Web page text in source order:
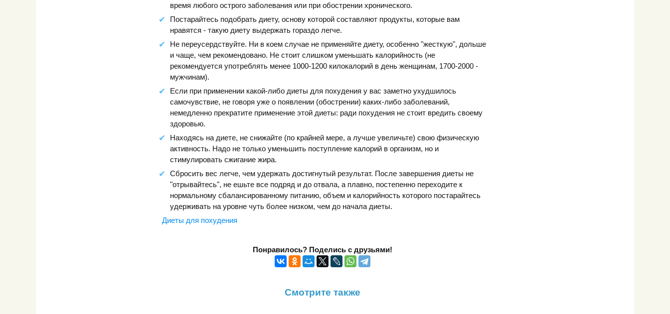
время любого острого заболевания или при обострении хронического.
Постарайтесь подобрать диету, основу которой составляют продукты, которые вам
нравятся - такую диету выдержать гораздо легче.
Не переусердствуйте. Ни в коем случае не применяйте диету, особенно "жесткую", дольше
и чаще, чем рекомендовано. Не стоит слишком уменьшать калорийность (не
рекомендуется употреблять менее 1000-1200 килокалорий в день женщинам, 1700-2000 -
мужчинам).
Если при применении какой-либо диеты для похудения у вас заметно ухудшилось
самочувствие, не говоря уже о появлении (обострении) каких-либо заболеваний,
немедленно прекратите применение этой диеты: ради похудения не стоит вредить своему
здоровью.
Находясь на диете, не снижайте (по крайней мере, а лучше увеличьте) свою физическую
активность. Надо не только уменьшить поступление калорий в организм, но и
стимулировать сжигание жира.
Сбросить вес легче, чем удержать достигнутый результат. После завершения диеты не
"отрывайтесь", не ешьте все подряд и до отвала, а плавно, постепенно переходите к
нормальному сбалансированному питанию, объем и калорийность которого постарайтесь
удерживать на уровне чуть более низком, чем до начала диеты.
Диеты для похудения
Понравилось? Поделись с друзьями!
Смотрите также